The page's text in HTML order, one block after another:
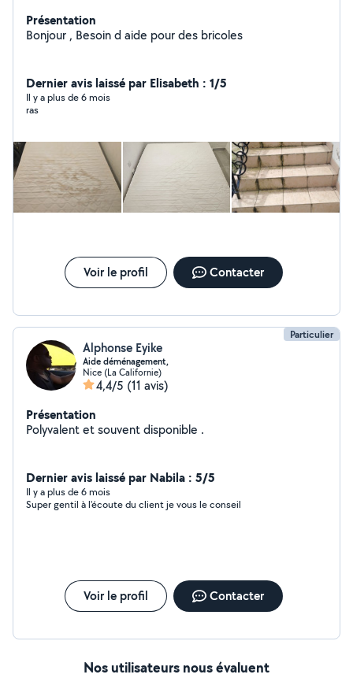
Présentation
Bonjour , Besoin d aide pour des bricoles
Dernier avis laissé par Elisabeth : 1/5
Il y a plus de 6 mois
ras
Voir le profil Contacter
Particulier
Alphonse Eyike
Aide déménagement,
Nice (La Californie)
4,4/5 (11 avis)
Présentation
Polyvalent et souvent disponible .
Dernier avis laissé par Nabila : 5/5
Il y a plus de 6 mois
Super gentil à l'écoute du client je vous le conseil
Voir le profil Contacter
Nos utilisateurs nous évaluent